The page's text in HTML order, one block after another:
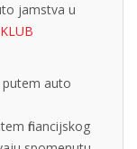
jamstva u
putem auto
financijskog